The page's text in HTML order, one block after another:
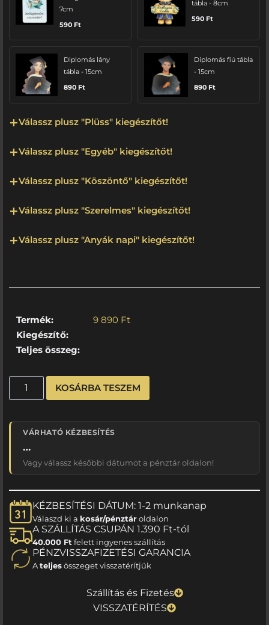
7cm
590 Ft
tábla - 8cm
590 Ft
Diplomás lány
tábla - 15cm
890 Ft
Diplomás fiú tábla
- 15cm
890 Ft
Válassz plusz "Plüss" kiegészítőt!
Válassz plusz "Egyéb" kiegészítőt!
Válassz plusz "Köszöntő" kiegészítőt!
Válassz plusz "Szerelmes" kiegészítőt!
Válassz plusz "Anyák napi" kiegészítőt!
Termék: 9 890 Ft
Kiegészítő:
Teljes összeg:
KOSÁRBA TESZEM
VÁRHATÓ KÉZBESÍTÉS
…
Vagy válassz későbbi dátumot a pénztár oldalon!
KÉZBESÍTÉSI DÁTUM: 1-2 munkanap
Válaszd ki a kosár/pénztároldalon
A SZÁLLÍTÁS CSUPÁN 1.390 Ft-tól
40.000 Ftfelett ingyenes szállítás
PÉNZVISSZAFIZETÉSI GARANCIA
Ateljesösszeget visszatérítjük
Szállítás és Fizetés
VISSZATÉRÍTÉS